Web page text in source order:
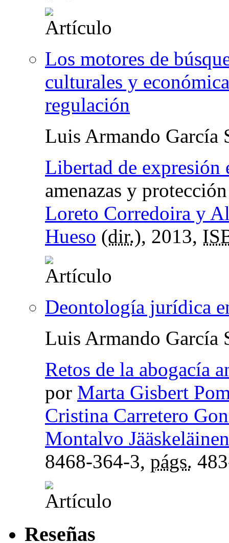
Los motores de
culturales y
regulación
Luis Armando García
Libertad de
amenazas y
Loreto Corredoira y
Hueso (dir.), 2013,
Deontología jurídica
Luis Armando García
Retos de la abogacía
por Marta Gisbert
Cristina Carretero
Montalvo Jääskeläinen
8468-364-3, págs.
Reseñas